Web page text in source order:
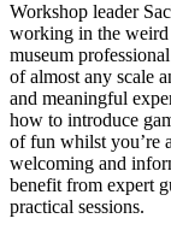
Workshop leader
working in the weird
museum
of almost any scale
and meaningful
how to introduce
of fun whilst you’re
welcoming and
benefit from expert
practical sessions.